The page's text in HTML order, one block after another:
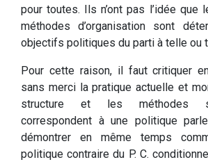
pour toutes. Ils n’ont pas l’idée
méthodes d’organisation sont
objectifs politiques du parti à telle ou
Pour cette raison, il faut critiquer
sans merci la pratique actuelle et
structure et les méthodes
correspondent à une politique
démontrer en même temps
politique contraire du P. C.